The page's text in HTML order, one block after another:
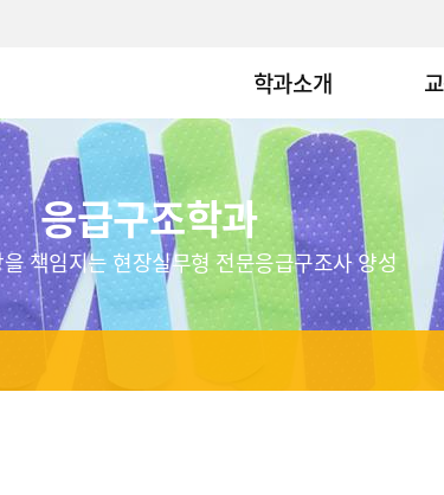
학과소개
응급구조학과
책임지는 현장실무형 전문응급구조사 양성